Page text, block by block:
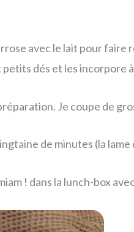
avec le lait pour
dés et les incorpore à
Je coupe de
de minutes (la
! dans la lunch-box